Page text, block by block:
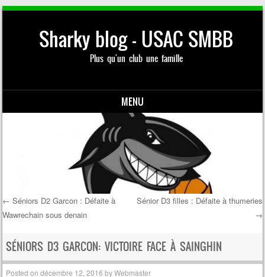
Sharky blog – USAC SMBB
Plus qu'un club une famille
MENU
Post navigation
← Séniors D2 Garcon : Défaite à
Wawrechain sous denain
Sénior D3 filles : Défaite à thumeries
→
SÉNIORS D3 GARCON: VICTOIRE FACE À SAINGHIN
Posted ondécembre 12, 2016 byWebmaster